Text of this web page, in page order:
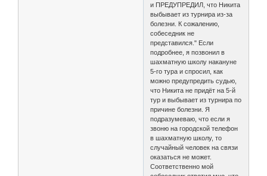
и ПРЕДУПРЕДИЛ, что Никита
выбывает из турнира из-за
болезни. К сожалению,
собеседник не
представился." Если
подробнее, я позвонил в
шахматную школу накануне
5-го тура и спросил, как
можно предупредить судью,
что Никита не придёт на 5-й
тур и выбывает из турнира по
причине болезни. Я
подразумеваю, что если я
звоню на городской телефон
в шахматную школу, то
случайный человек на связи
оказаться не может.
Соответственно мой